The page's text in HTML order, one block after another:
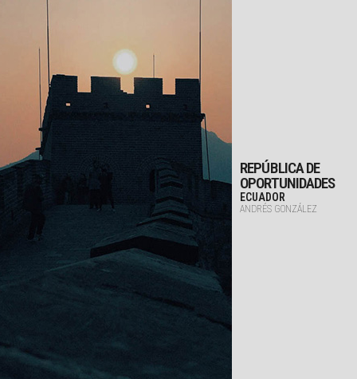
REPÚBLICA DE
OPORTUNIDADES
ECUADOR
ANDRÉS GONZÁLEZ